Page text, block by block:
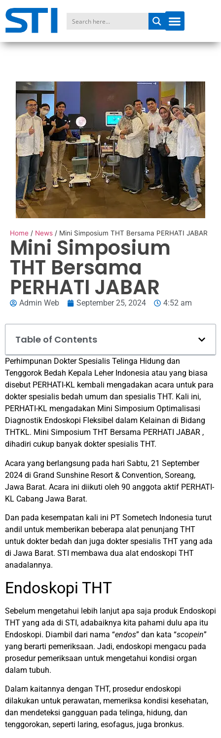
Home / News / Mini Simposium THT Bersama PERHATI JABAR
Mini Simposium
THT Bersama
PERHATI JABAR
Admin Web September 25, 2024 4:52 am
Table of Contents
Perhimpunan Dokter Spesialis Telinga Hidung dan
Tenggorok Bedah Kepala Leher Indonesia atau yang biasa
disebut PERHATI-KL kembali mengadakan acara untuk para
dokter spesialis bedah umum dan spesialis THT. Kali ini,
PERHATI-KL mengadakan Mini Simposium Optimalisasi
Diagnostik Endoskopi Fleksibel dalam Kelainan di Bidang
THTKL. Mini Simposium THT Bersama PERHATI JABAR ,
dihadiri cukup banyak dokter spesialis THT.
Acara yang berlangsung pada hari Sabtu, 21 September
2024 di Grand Sunshine Resort & Convention, Soreang,
Jawa Barat. Acara ini diikuti oleh 90 anggota aktif PERHATI-
KL Cabang Jawa Barat.
Dan pada kesempatan kali ini PT Sometech Indonesia turut
andil untuk memberikan beberapa alat penunjang THT
untuk dokter bedah dan juga dokter spesialis THT yang ada
di Jawa Barat. STI membawa dua alat endoskopi THT
anadalannya.
Endoskopi THT
Sebelum mengetahui lebih lanjut apa saja produk Endoskopi
THT yang ada di STI, adabaiknya kita pahami dulu apa itu
Endoskopi. Diambil dari nama “endos” dan kata “scopein”
yang berarti pemeriksaan. Jadi, endoskopi mengacu pada
prosedur pemeriksaan untuk mengetahui kondisi organ
dalam tubuh.
Dalam kaitannya dengan THT, prosedur endoskopi
dilakukan untuk perawatan, memeriksa kondisi kesehatan,
dan mendeteksi gangguan pada telinga, hidung, dan
tenggorokan, seperti laring, esofagus, juga bronkus.